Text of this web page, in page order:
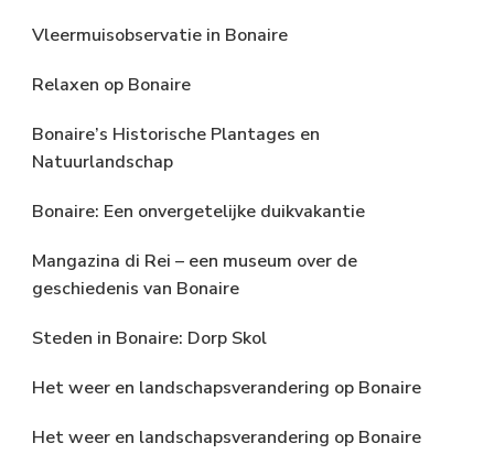
Vleermuisobservatie in Bonaire
Relaxen op Bonaire
Bonaire’s Historische Plantages en
Natuurlandschap
Bonaire: Een onvergetelijke duikvakantie
Mangazina di Rei – een museum over de
geschiedenis van Bonaire
Steden in Bonaire: Dorp Skol
Het weer en landschapsverandering op Bonaire
Het weer en landschapsverandering op Bonaire